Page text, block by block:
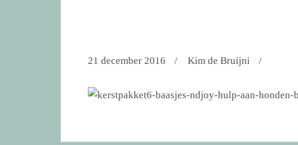
21 december 2016 Kim de Bruijni